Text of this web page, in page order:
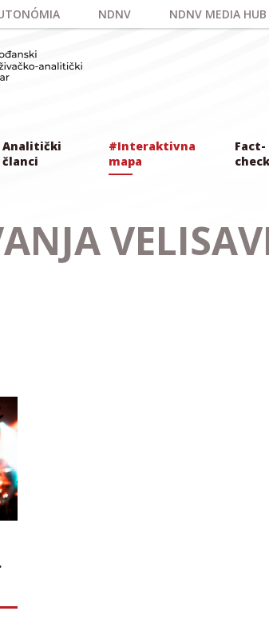
NDNV NDNV MEDIA HUB
Analitički
članci
#Interaktivna
mapa
Fact-